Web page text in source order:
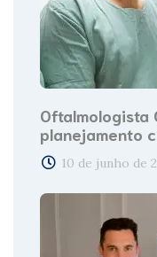
Oftalmologista
planejamento
10 de junho de